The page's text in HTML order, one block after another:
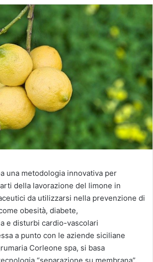
una metodologia innovativa per
della lavorazione del limone in
da utilizzarsi nella prevenzione di
obesità, diabete,
e disturbi cardio-vascolari
a punto con le aziende siciliane
Corleone spa, si basa